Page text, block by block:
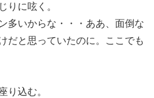
りに呟く。
多いからな・・・ああ、面倒な
だと思っていたのに。ここでも
り込む。